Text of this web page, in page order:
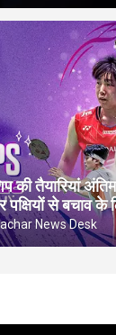
की तैयारियां
पक्षियों से बचाव के
News Desk